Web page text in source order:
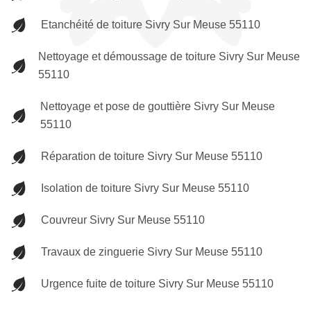
Etanchéité de toiture Sivry Sur Meuse 55110
Nettoyage et démoussage de toiture Sivry Sur Meuse
55110
Nettoyage et pose de gouttière Sivry Sur Meuse
55110
Réparation de toiture Sivry Sur Meuse 55110
Isolation de toiture Sivry Sur Meuse 55110
Couvreur Sivry Sur Meuse 55110
Travaux de zinguerie Sivry Sur Meuse 55110
Urgence fuite de toiture Sivry Sur Meuse 55110